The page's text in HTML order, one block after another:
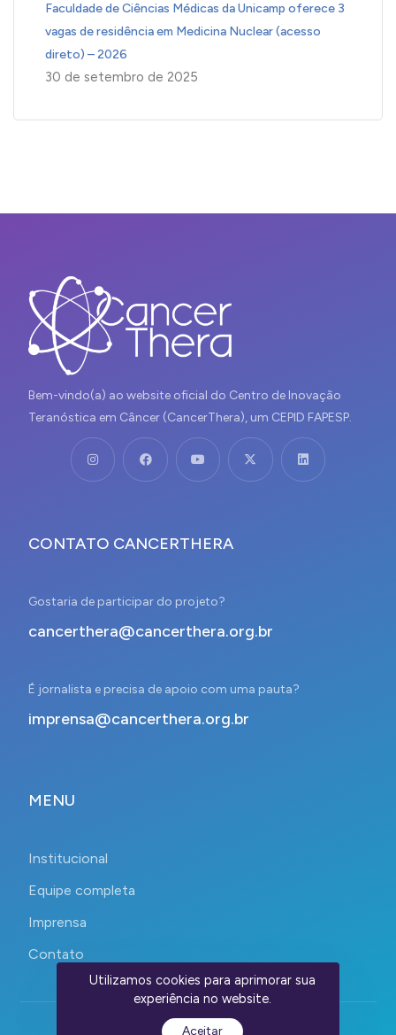
Faculdade de Ciências Médicas da Unicamp oferece 3
vagas de residência em Medicina Nuclear (acesso
direto) – 2026
30 de setembro de 2025
Bem-vindo(a) ao website oficial do Centro de Inovação
Teranóstica em Câncer (CancerThera), um CEPID FAPESP.
CONTATO CANCERTHERA
Gostaria de participar do projeto?
cancerthera@cancerthera.org.br
É jornalista e precisa de apoio com uma pauta?
imprensa@cancerthera.org.br
MENU
Institucional
Equipe completa
Imprensa
Contato
Utilizamos cookies para aprimorar sua
experiência no website.
Aceitar